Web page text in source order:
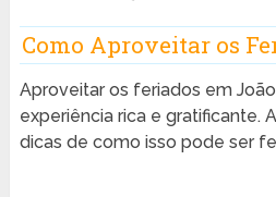
Como Aproveitar os
Aproveitar os feriados em
experiência rica e gratificante.
dicas de como isso pode ser